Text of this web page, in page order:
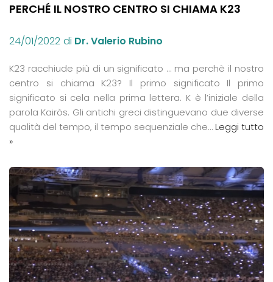
PERCHÉ IL NOSTRO CENTRO SI CHIAMA K23
24/01/2022 di Dr. Valerio Rubino
K23 racchiude più di un significato … ma perchè il nostro
centro si chiama K23? Il primo significato Il primo
significato si cela nella prima lettera. K è l’iniziale della
parola Kairòs. Gli antichi greci distinguevano due diverse
qualità del tempo, il tempo sequenziale che…Leggi tutto
»